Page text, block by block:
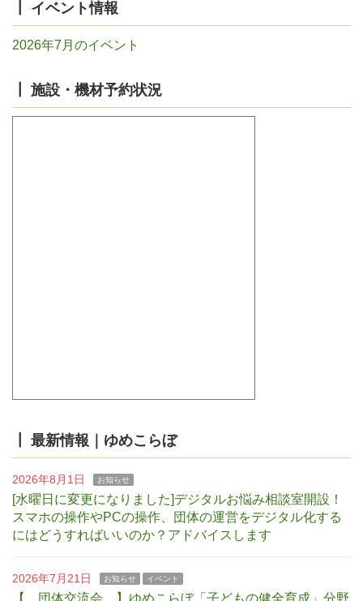
┃ イベント情報
2026年7月のイベント
┃ 施設・機材予約状況
┃ 最新情報｜ゆめこらぼ
2026年8月1日 お知らせ
[水曜日に変更になりました]デジタルお悩み相談室開設！
スマホの操作やPCの操作、団体の運営をデジタル化する
にはどうすればいいのか？アドバイスします
2026年7月21日 お知らせ イベント
【 団体交流会 】ゆめこらぼ「子どもの健全育成」分野